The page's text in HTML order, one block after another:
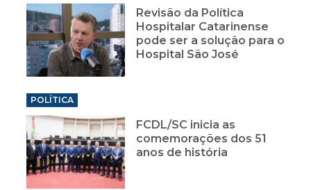
Revisão da Política
Hospitalar Catarinense
pode ser a solução para o
Hospital São José
POLÍTICA
FCDL/SC inicia as
comemorações dos 51
anos de história